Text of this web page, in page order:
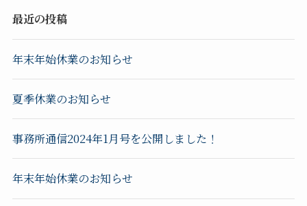
最近の投稿
年末年始休業のお知らせ
夏季休業のお知らせ
事務所通信2024年1月号を公開しました！
年末年始休業のお知らせ